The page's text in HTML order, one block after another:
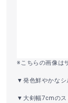
※こちらの画像は
▼発色鮮やかなシ
▼大剣幅7cmのス